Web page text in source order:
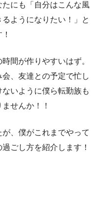
にも「自分はこんな風
ようになりたい！」と
間が作りやすいはず。
、友達との予定で忙し
いように僕ら転勤族も
せんか！！
、僕がこれまでやって
ごし方を紹介します！